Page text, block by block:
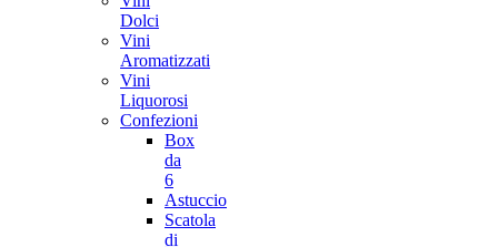
Dolci
Vini
Aromatizzati
Vini
Liquorosi
Confezioni
Box
da
6
Astuccio
Scatola
di